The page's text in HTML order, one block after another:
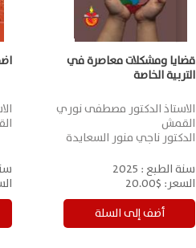
قضايا ومشكلات معاصرة في
التربية الخاصة
الاستاذ الدكتور مصطفى نوري
القمش
الدكتور ناجي منور السعايدة
سنة الطبع : 2025
السعر: $20.00